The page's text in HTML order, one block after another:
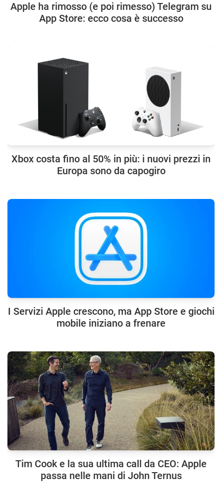
Apple ha rimosso (e poi rimesso) Telegram su
App Store: ecco cosa è successo
Xbox costa fino al 50% in più: i nuovi prezzi in
Europa sono da capogiro
I Servizi Apple crescono, ma App Store e giochi
mobile iniziano a frenare
Tim Cook e la sua ultima call da CEO: Apple
passa nelle mani di John Ternus